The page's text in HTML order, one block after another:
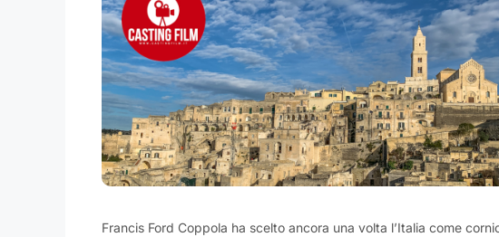
Francis Ford Coppola ha scelto ancora una volta l’Italia come